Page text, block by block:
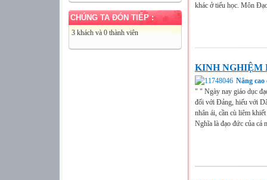
CHÚNG TA ĐÓN TIẾP :
3 khách và 0 thành viên
khác ở tiểu học. Môn
KINH NGHIỆM
Nâng
" " Ngày nay giáo dục
đối với Đảng, hiếu với
nhân ái, cần cù liêm
Nghĩa là đạo đức của cá